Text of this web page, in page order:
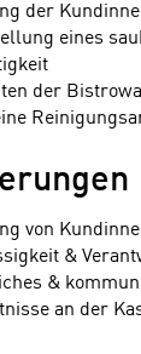
der
eines
der
von
&
&
an der